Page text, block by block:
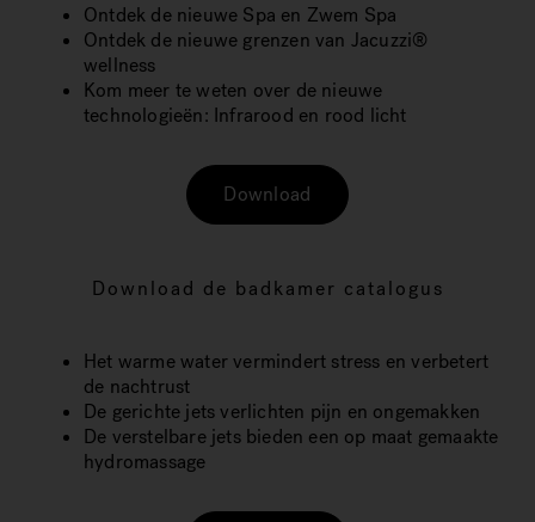
Ontdek de nieuwe Spa en Zwem Spa
Ontdek de nieuwe grenzen van Jacuzzi®
wellness
Kom meer te weten over de nieuwe
technologieën: Infrarood en rood licht
Download
Download de badkamer catalogus
Het warme water vermindert stress en verbetert
de nachtrust
De gerichte jets verlichten pijn en ongemakken
De verstelbare jets bieden een op maat gemaakte
hydromassage